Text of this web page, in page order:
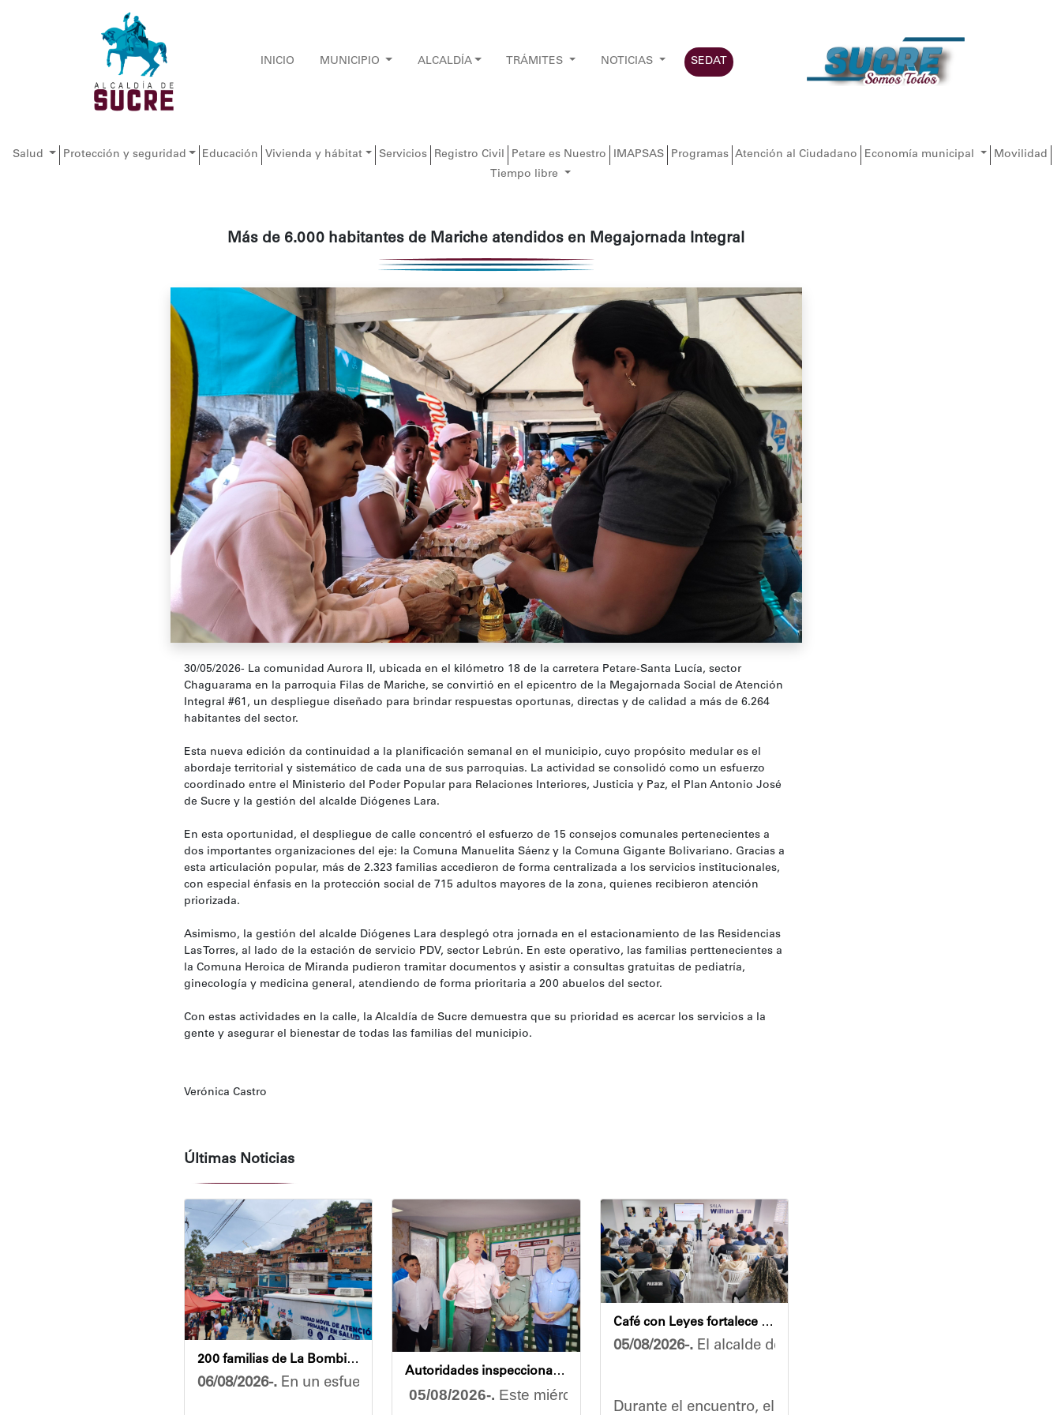
INICIO MUNICIPIO ALCALDÍA TRÁMITES NOTICIAS SEDAT
Salud Protección y seguridad Educación Vivienda y hábitat Servicios Registro Civil Petare es Nuestro IMAPSAS Programas Atención al Ciudadano Economía municipal
Movilidad
Tiempo libre
Más de 6.000 habitantes de Mariche atendidos en Megajornada Integral
30/05/2026- La comunidad Aurora II, ubicada en el kilómetro 18 de la carretera Petare-Santa Lucía, sector
Chaguarama en la parroquia Filas de Mariche, se convirtió en el epicentro de la Megajornada Social de Atención
Integral #61, un despliegue diseñado para brindar respuestas oportunas, directas y de calidad a más de 6.264
habitantes del sector.
Esta nueva edición da continuidad a la planificación semanal en el municipio, cuyo propósito medular es el
abordaje territorial y sistemático de cada una de sus parroquias. La actividad se consolidó como un esfuerzo
coordinado entre el Ministerio del Poder Popular para Relaciones Interiores, Justicia y Paz, el Plan Antonio José
de Sucre y la gestión del alcalde Diógenes Lara.
En esta oportunidad, el despliegue de calle concentró el esfuerzo de 15 consejos comunales pertenecientes a
dos importantes organizaciones del eje: la Comuna Manuelita Sáenz y la Comuna Gigante Bolivariano. Gracias a
esta articulación popular, más de 2.323 familias accedieron de forma centralizada a los servicios institucionales,
con especial énfasis en la protección social de 715 adultos mayores de la zona, quienes recibieron atención
priorizada.
Asimismo, la gestión del alcalde Diógenes Lara desplegó otra jornada en el estacionamiento de las Residencias
Las Torres, al lado de la estación de servicio PDV, sector Lebrún. En este operativo, las familias perttenecientes a
la Comuna Heroica de Miranda pudieron tramitar documentos y asistir a consultas gratuitas de pediatría,
ginecología y medicina general, atendiendo de forma prioritaria a 200 abuelos del sector.
Con estas actividades en la calle, la Alcaldía de Sucre demuestra que su prioridad es acercar los servicios a la
gente y asegurar el bienestar de todas las familias del municipio.
Verónica Castro
Últimas Noticias
200 familias de La Bombilla atendidas en jornada integral
06/08/2026-. En un esfuerzo conjunto por garantizar el bienestar de las comunidades, la Alcaldía del Municipio Sucre y el
Autoridades inspeccionan obras de rehabilitación en la U.E.N. José Antonio Calcaño en Caucagüita
05/08/2026-. Este miércoles se llevó a cabo un recorrido de inspección en las instalaciones
Café con Leyes fortalece el análisis jurídico y constitucional en el municipio Sucre
05/08/2026-.El alcalde del municipio Sucre, Diógenes Lara,
Durante el encuentro, el mandatario municipal se reunió con un